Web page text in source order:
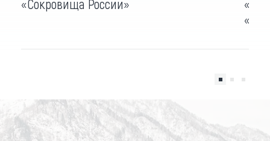
«Сокровища России»